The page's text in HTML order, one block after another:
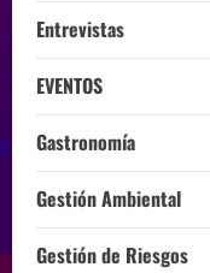
Entrevistas
EVENTOS
Gastronomía
Gestión Ambiental
Gestión de Riesgos